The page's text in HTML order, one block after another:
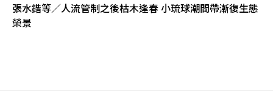
張水鍇等／人流管制之後枯木逢春 小琉球潮間帶漸復生態
榮景